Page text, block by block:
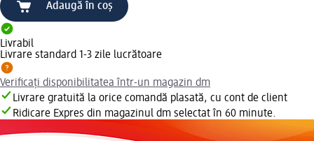
Adaugă în coș
Livrabil
Livrare standard 1-3 zile lucrătoare
Verificați disponibilitatea într-un magazin dm
Livrare gratuită la orice comandă plasată, cu cont de client
Ridicare Expres din magazinul dm selectat în 60 minute.